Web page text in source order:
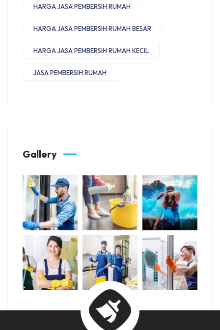
HARGA JASA PEMBERSIH RUMAH
HARGA JASA PEMBERSIH RUMAH BESAR
HARGA JASA PEMBERSIH RUMAH KECIL
JASA PEMBERSIH RUMAH
Gallery